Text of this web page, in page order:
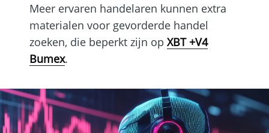
Meer ervaren handelaren kunnen extra
materialen voor gevorderde handel
zoeken, die beperkt zijn op XBT +V4
Bumex.